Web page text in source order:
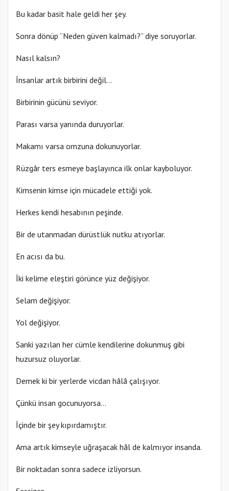
Bu kadar basit hale geldi her şey.
Sonra dönüp “Neden güven kalmadı?” diye soruyorlar.
Nasıl kalsın?
İnsanlar artık birbirini değil…
Birbirinin gücünü seviyor.
Parası varsa yanında duruyorlar.
Makamı varsa omzuna dokunuyorlar.
Rüzgâr ters esmeye başlayınca ilk onlar kayboluyor.
Kimsenin kimse için mücadele ettiği yok.
Herkes kendi hesabının peşinde.
Bir de utanmadan dürüstlük nutku atıyorlar.
En acısı da bu.
İki kelime eleştiri görünce yüz değişiyor.
Selam değişiyor.
Yol değişiyor.
Sanki yazılan her cümle kendilerine dokunmuş gibi
huzursuz oluyorlar.
Demek ki bir yerlerde vicdan hâlâ çalışıyor.
Çünkü insan gocunuyorsa…
İçinde bir şey kıpırdamıştır.
Ama artık kimseyle uğraşacak hâl de kalmıyor insanda.
Bir noktadan sonra sadece izliyorsun.